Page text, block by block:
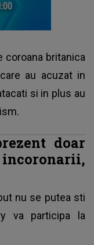
coroana britanica
au acuzat in
si in plus au
doar
incoronarii,
nu se putea sti
va participa la